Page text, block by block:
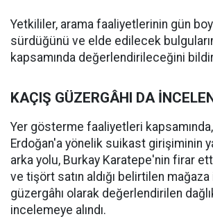
Yetkililer, arama faaliyetlerinin gün
sürdüğünü ve elde edilecek
kapsamında değerlendirileceğini
KAÇIŞ GÜZERGÂHI DA
Yer gösterme faaliyetleri
Erdoğan'a yönelik suikast girişiminin
arka yolu, Burkay Karatepe'nin firar
ve tişört satın aldığı belirtilen mağaza
güzergâhı olarak değerlendirilen
incelemeye alındı.